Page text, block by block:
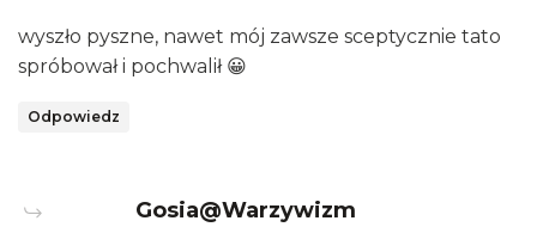
wyszło pyszne, nawet mój zawsze sceptycznie tato
spróbował i pochwalił 😀
Odpowiedz
Gosia@Warzywizm